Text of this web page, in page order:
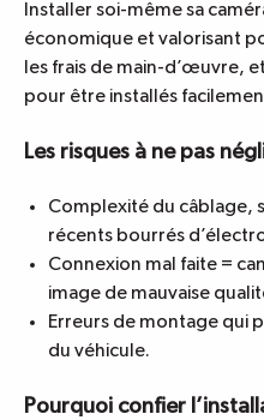
Installer soi-même sa
économique et valorisant
les frais de main-d’œuvre,
pour être installés
Les risques à ne pas
Complexité du câblage,
récents bourrés
Connexion mal faite =
image de mauvaise
Erreurs de montage qui
du véhicule.
Pourquoi confier